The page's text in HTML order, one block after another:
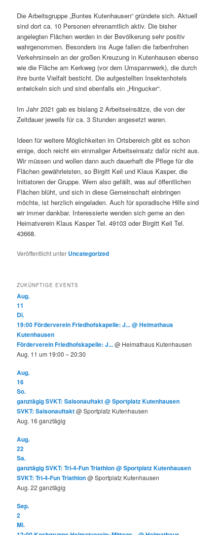
Die Arbeitsgruppe „Buntes Kutenhausen“ gründete sich. Aktuell
sind dort ca. 10 Personen ehrenamtlich aktiv. Die bisher
angelegten Flächen werden in der Bevölkerung sehr positiv
wahrgenommen. Besonders ins Auge fallen die farbenfrohen
Verkehrsinseln an der großen Kreuzung in Kutenhausen ebenso
wie die Fläche am Kerkweg (vor dem Umspannwerk), die durch
ihre bunte Vielfalt besticht. Die aufgestellten Insektenhotels
entwickeln sich und sind ebenfalls ein „Hingucker“.
Im Jahr 2021 gab es bislang 2 Arbeitseinsätze, die von der
Zeitdauer jeweils für ca. 3 Stunden angesetzt waren.
Ideen für weitere Möglichkeiten im Ortsbereich gibt es schon
einige, doch reicht ein einmaliger Arbeitseinsatz dafür nicht aus.
Wir müssen und wollen dann auch dauerhaft die Pflege für die
Flächen gewährleisten, so Birgitt Keil und Klaus Kasper, die
Initiatoren der Gruppe. Wem also gefällt, was auf öffentlichen
Flächen blüht, und sich in diese Gemeinschaft einbringen
möchte, ist herzlich eingeladen. Auch für sporadische Hilfe sind
wir immer dankbar. Interessierte wenden sich gerne an den
Heimatverein Klaus Kasper Tel. 49103 oder Birgitt Keil Tel.
43668.
Veröffentlicht unter Uncategorized
ZUKÜNFTIGE EVENTS
Aug.
11
Di.
19:00Förderverein Friedhofskapelle: J...@ Heimathaus
Kutenhausen
Förderverein Friedhofskapelle: J...@ Heimathaus Kutenhausen
Aug. 11 um 19:00 – 20:30
Aug.
16
So.
ganztägigSVKT: Saisonauftakt@ Sportplatz Kutenhausen
SVKT: Saisonauftakt@ Sportplatz Kutenhausen
Aug. 16ganztägig
Aug.
22
Sa.
ganztägigSVKT: Tri-4-Fun Triathlon@ Sportplatz Kutenhausen
SVKT: Tri-4-Fun Triathlon@ Sportplatz Kutenhausen
Aug. 22ganztägig
Sep.
2
Mi.